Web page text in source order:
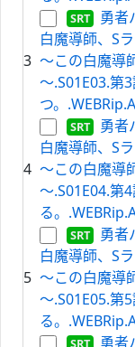
3
勇者
白魔導師、S
～この白魔導
～.S01E03.第
つ。
4
勇者
白魔導師、S
～この白魔導
～.S01E04.第
る。
5
勇者
白魔導師、S
～この白魔導
～.S01E05.第
る。
勇者